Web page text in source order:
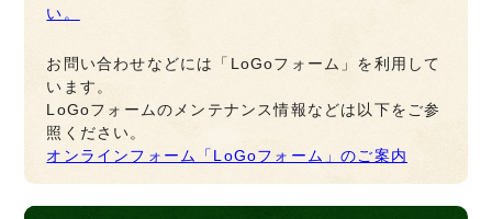
い。
お問い合わせなどには「LoGoフォーム」を利用して
います。
LoGoフォームのメンテナンス情報などは以下をご参
照ください。
オンラインフォーム「LoGoフォーム」のご案内